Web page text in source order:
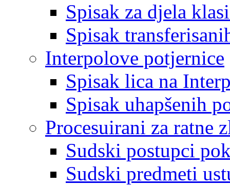
Spisak za djela
Spisak
Interpolove potjernice
Spisak lica na
Spisak uhapšenih
Procesuirani za ratne
Sudski postupci
Sudski predmeti